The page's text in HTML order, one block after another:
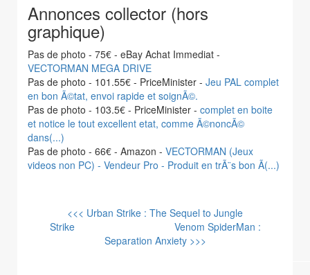
Annonces collector (hors
graphique)
Pas de photo - 75€ - eBay Achat Immediat -
VECTORMAN MEGA DRIVE
Pas de photo - 101.55€ - PriceMinister - Jeu PAL complet
en bon Ã©tat, envoi rapide et soignÃ©.
Pas de photo - 103.5€ - PriceMinister - complet en boite
et notice le tout excellent etat, comme Ã©noncÃ©
dans(...)
Pas de photo - 66€ - Amazon - VECTORMAN (Jeux
videos non PC) - Vendeur Pro - Produit en trÃ¨s bon Ã(...)
<<< Urban Strike : The Sequel to Jungle
Strike
Venom SpiderMan :
Separation Anxiety >>>